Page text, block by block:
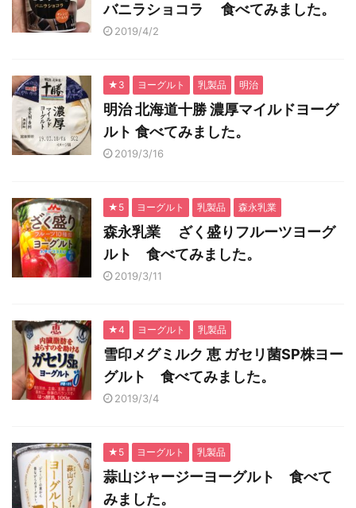
バニラショコラ 食べてみました。
2019/4/2
★3 ヨーグルト 乳製品 明治
明治 北海道十勝 濃厚マイルドヨーグ
ルト 食べてみました。
2019/3/16
★5 ヨーグルト 乳製品 森永乳業
森永乳業 ざく盛りフルーツヨーグ
ルト 食べてみました。
2019/3/11
★4 ヨーグルト 乳製品
雪印メグミルク 恵 ガセリ菌SP株ヨー
グルト 食べてみました。
2019/3/4
★5 ヨーグルト 乳製品
蒜山ジャージーヨーグルト 食べて
みました。